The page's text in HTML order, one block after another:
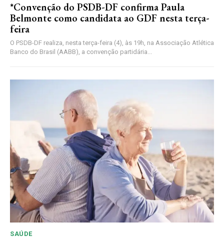
*Convenção do PSDB-DF confirma Paula
Belmonte como candidata ao GDF nesta terça-
feira
O PSDB-DF realiza, nesta terça-feira (4), às 19h, na Associação Atlética
Banco do Brasil (AABB), a convenção partidária...
SAÚDE